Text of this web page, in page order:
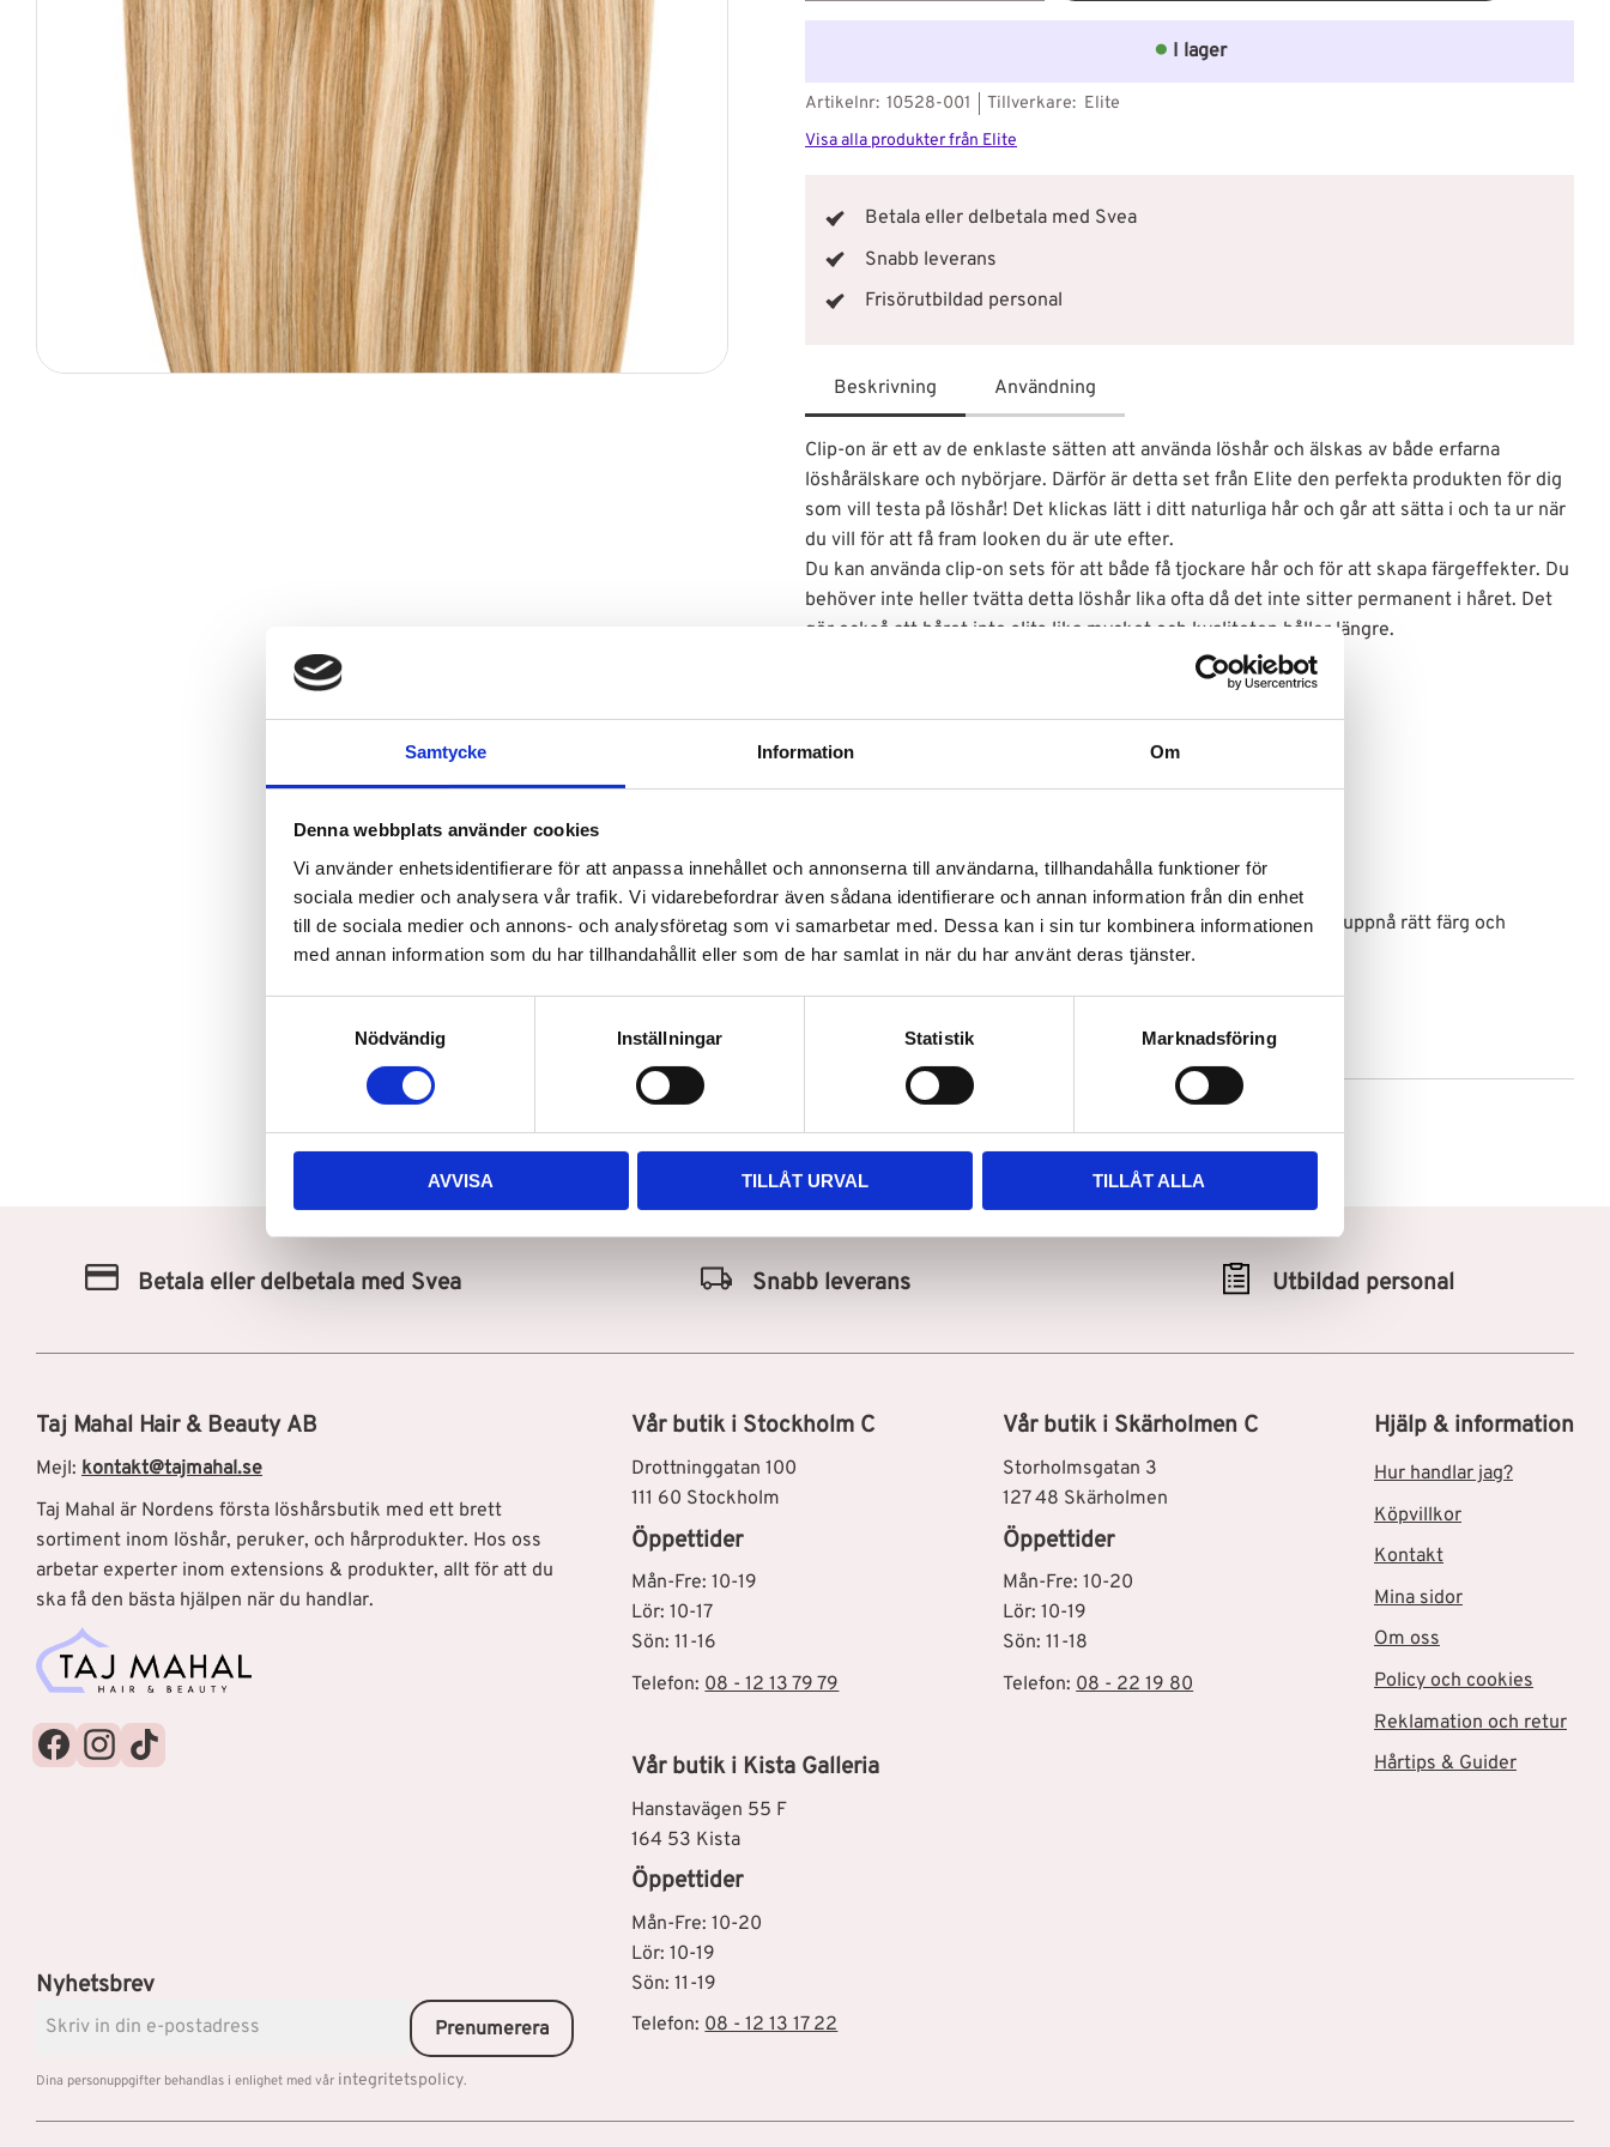
Samtycke Information Om
Denna webbplats använder cookies
Vi använder enhetsidentifierare för att anpassa innehållet och annonserna till användarna, tillhandahålla funktioner för
sociala medier och analysera vår trafik. Vi vidarebefordrar även sådana identifierare och annan information från din enhet
till de sociala medier och annons- och analysföretag som vi samarbetar med. Dessa kan i sin tur kombinera informationen
med annan information som du har tillhandahållit eller som de har samlat in när du har använt deras tjänster.
s
v
a
Nödvändig Inställningar Statistik Marknadsföring
AVVISA TILLÅT URVAL TILLÅT ALLA
I lager
Artikelnr 10528-001 Tillverkare Elite
Visa alla produkter från Elite
Beskrivning Användning
Clip-on är ett av de enklaste sätten att använda löshår och älskas av både erfarna
löshårälskare och nybörjare. Därför är detta set från Elite den perfekta produkten för dig
som vill testa på löshår! Det klickas lätt i ditt naturliga hår och går att sätta i och ta ur när
du vill för att få fram looken du är ute efter.
Du kan använda clip-on sets för att både få tjockare hår och för att skapa färgeffekter. Du
behöver inte heller tvätta detta löshår lika ofta då det inte sitter permanent i håret. Det
gör också att håret inte slits lika mycket och kvaliteten håller längre.
- Kan varieras hur mycket du vill
- Perfekt för att få fram din personliga stil
- 100% äkta asiatiskt löshår
- Uppdelad i 7 st bitar: 1x25cm 1x20cm 1x13cm 2x8cm 2x3cm
- Håret är behandlat och har genomgått olika processer för att uppnå rätt färg och
struktur
- Passar alla hårtyper
Betala eller delbetala med Svea
Snabb leverans
Frisörutbildad personal
Betala eller delbetala med Svea Snabb leverans Utbildad personal
Taj Mahal Hair & Beauty AB
Mejl: kontakt@tajmahal.se
Taj Mahal är Nordens första löshårsbutik med ett brett
sortiment inom löshår, peruker, och hårprodukter. Hos oss
arbetar experter inom extensions & produkter, allt för att du
ska få den bästa hjälpen när du handlar.
Vår butik i Stockholm C
Drottninggatan 100
111 60 Stockholm
Öppettider
Mån-Fre: 10-19
Lör: 10-17
Sön: 11-16
Telefon: 08 - 12 13 79 79
Vår butik i Kista Galleria
Hanstavägen 55 F
164 53 Kista
Öppettider
Mån-Fre: 10-20
Lör: 10-19
Sön: 11-19
Telefon:08 - 12 13 17 22
Vår butik i Skärholmen C
Storholmsgatan 3
127 48 Skärholmen
Öppettider
Mån-Fre: 10-20
Lör: 10-19
Sön: 11-18
Telefon: 08 - 22 19 80
Hjälp & information
Nyhetsbrev
Prenumerera
Dina personuppgifter behandlas i enlighet med vår integritetspolicy.
Hur handlar jag?
Köpvillkor
Kontakt
Mina sidor
Om oss
Policy och cookies
Reklamation och retur
Hårtips & Guider